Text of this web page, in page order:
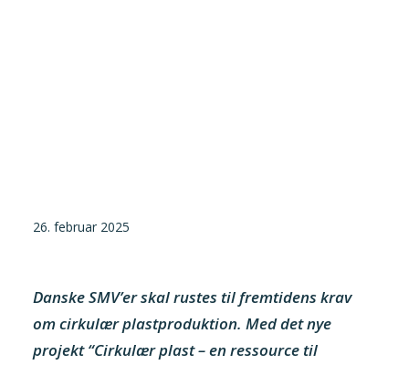
26. februar 2025
Danske SMV’er skal rustes til fremtidens krav
om cirkulær plastproduktion. Med det nye
projekt “Cirkulær plast – en ressource til